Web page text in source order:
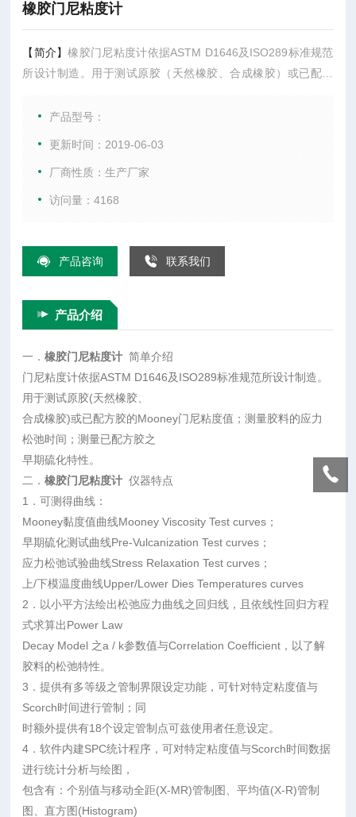
橡胶门尼粘度计
【简介】橡胶门尼粘度计依据ASTM D1646及ISO289标准规范
所设计制造。用于测试原胶（天然橡胶、合成橡胶）或已配方
方胶之早期硫化特性。
产品型号：
更新时间：2019-06-03
厂商性质：生产厂家
访问量：4168
产品咨询 联系我们
产品介绍
一．橡胶门尼粘度计 简单介绍
门尼粘度计依据ASTM D1646及ISO289标准规范所设计制造。
用于测试原胶(天然橡胶、
合成橡胶)或已配方胶的Mooney门尼粘度值；测量胶料的应力
松弛时间；测量已配方胶之
早期硫化特性。
二．橡胶门尼粘度计 仪器特点
1．可测得曲线：
Mooney黏度值曲线Mooney Viscosity Test curves；
早期硫化测试曲线Pre-Vulcanization Test curves；
应力松弛试验曲线Stress Relaxation Test curves；
上/下模温度曲线Upper/Lower Dies Temperatures curves
2．以小平方法绘出松弛应力曲线之回归线，且依线性回归方程
式求算出Power Law
Decay Model 之a / k参数值与Correlation Coefficient，以了解
胶料的松弛特性。
3．提供有多等级之管制界限设定功能，可针对特定粘度值与
Scorch时间进行管制；同
时额外提供有18个设定管制点可兹使用者任意设定。
4．软件内建SPC统计程序，可对特定粘度值与Scorch时间数据
进行统计分析与绘图，
包含有：个别值与移动全距(X-MR)管制图、平均值(X-R)管制
图、直方图(Histogram)